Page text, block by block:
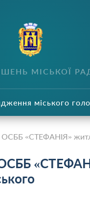
МІСЬКОЇ
міського
ОСББ «СТЕФАНІЯ»
ОСББ